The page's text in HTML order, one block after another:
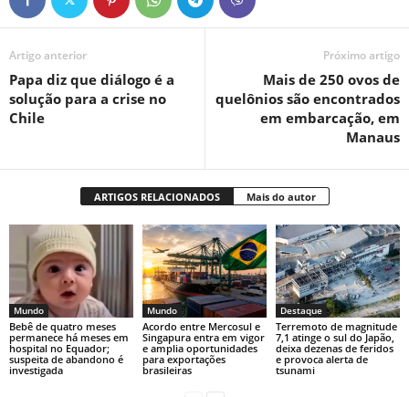
Artigo anterior
Papa diz que diálogo é a
solução para a crise no
Chile
Próximo artigo
Mais de 250 ovos de
quelônios são encontrados
em embarcação, em
Manaus
ARTIGOS RELACIONADOS Mais do autor
Mundo
Bebê de quatro meses
permanece há meses em
hospital no Equador;
suspeita de abandono é
investigada
Mundo
Acordo entre Mercosul e
Singapura entra em vigor
e amplia oportunidades
para exportações
brasileiras
Destaque
Terremoto de magnitude
7,1 atinge o sul do Japão,
deixa dezenas de feridos
e provoca alerta de
tsunami